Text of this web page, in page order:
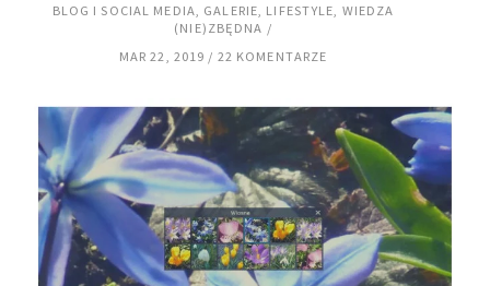
BLOG I SOCIAL MEDIA
GALERIE LIFESTYLE WIEDZA
(NIE)ZBĘDNA
MAR 22, 2019
22 KOMENTARZE